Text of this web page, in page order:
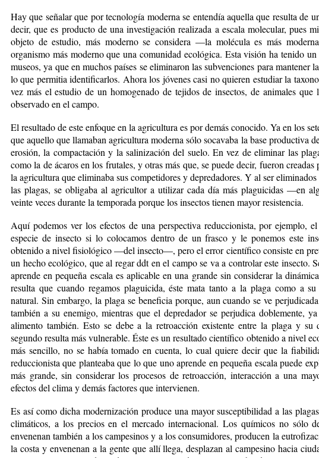
Hay que señalar que por tecnología moderna se entendía aquella que resulta de
decir, que es producto de una investigación realizada a escala molecular, pues
objeto de estudio, más moderno se considera —la molécula es más
organismo más moderno que una comunidad ecológica. Esta visión ha tenido
museos, ya que en muchos países se eliminaron las subvenciones para mantener
lo que permitia identificarlos. Ahora los jóvenes casi no quieren estudiar la
vez más el estudio de un homogenado de tejidos de insectos, de animales que
observado en el campo.
El resultado de este enfoque en la agricultura es por demás conocido. Ya en los
que aquello que llamaban agricultura moderna sólo socavaba la base productiva
erosión, la compactación y la salinización del suelo. En vez de eliminar las
como la de ácaros en los frutales, y otras más que, se puede decir, fueron
la agricultura que eliminaba sus competidores y depredadores. Y al ser
las plagas, se obligaba al agricultor a utilizar cada día más plaguicidas —en
veinte veces durante la temporada porque los insectos tienen mayor resistencia.
Aquí podemos ver los efectos de una perspectiva reduccionista, por ejemplo,
especie de insecto si lo colocamos dentro de un frasco y le ponemos este
obtenido a nivel fisiológico —del insecto—, pero el error científico consiste en
un hecho ecológico, que al regar ddt en el campo se va a controlar este insecto.
aprende en pequeña escala es aplicable en una grande sin considerar la
resulta que cuando regamos plaguicida, éste mata tanto a la plaga como a
natural. Sin embargo, la plaga se beneficia porque, aun cuando se ve
también a su enemigo, mientras que el depredador se perjudica doblemente,
alimento también. Esto se debe a la retroacción existente entre la plaga y su
segundo resulta más vulnerable. Éste es un resultado científico obtenido a nivel
más sencillo, no se había tomado en cuenta, lo cual quiere decir que la
reduccionista que planteaba que lo que uno aprende en pequeña escala puede
más grande, sin considerar los procesos de retroacción, interacción a una
efectos del clima y demás factores que intervienen.
Es así como dicha modernización produce una mayor susceptibilidad a las
climáticos, a los precios en el mercado internacional. Los químicos no sólo
envenenan también a los campesinos y a los consumidores, producen la
la costa y envenenan a la gente que allí llega, desplazan al campesino hacia